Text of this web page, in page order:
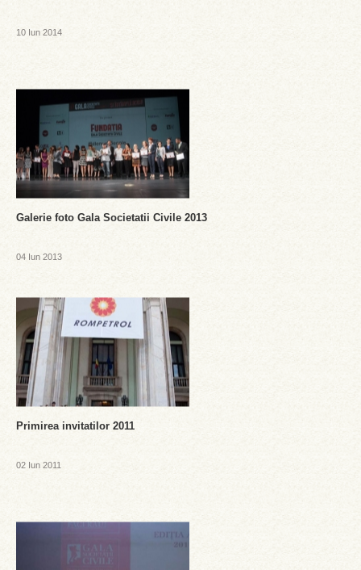
10 Iun 2014
Galerie foto Gala Societatii Civile 2013
04 Iun 2013
Primirea invitatilor 2011
02 Iun 2011